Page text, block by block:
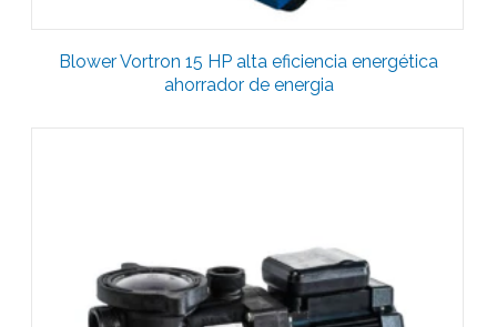
Blower Vortron 15 HP alta eficiencia energética
ahorrador de energia